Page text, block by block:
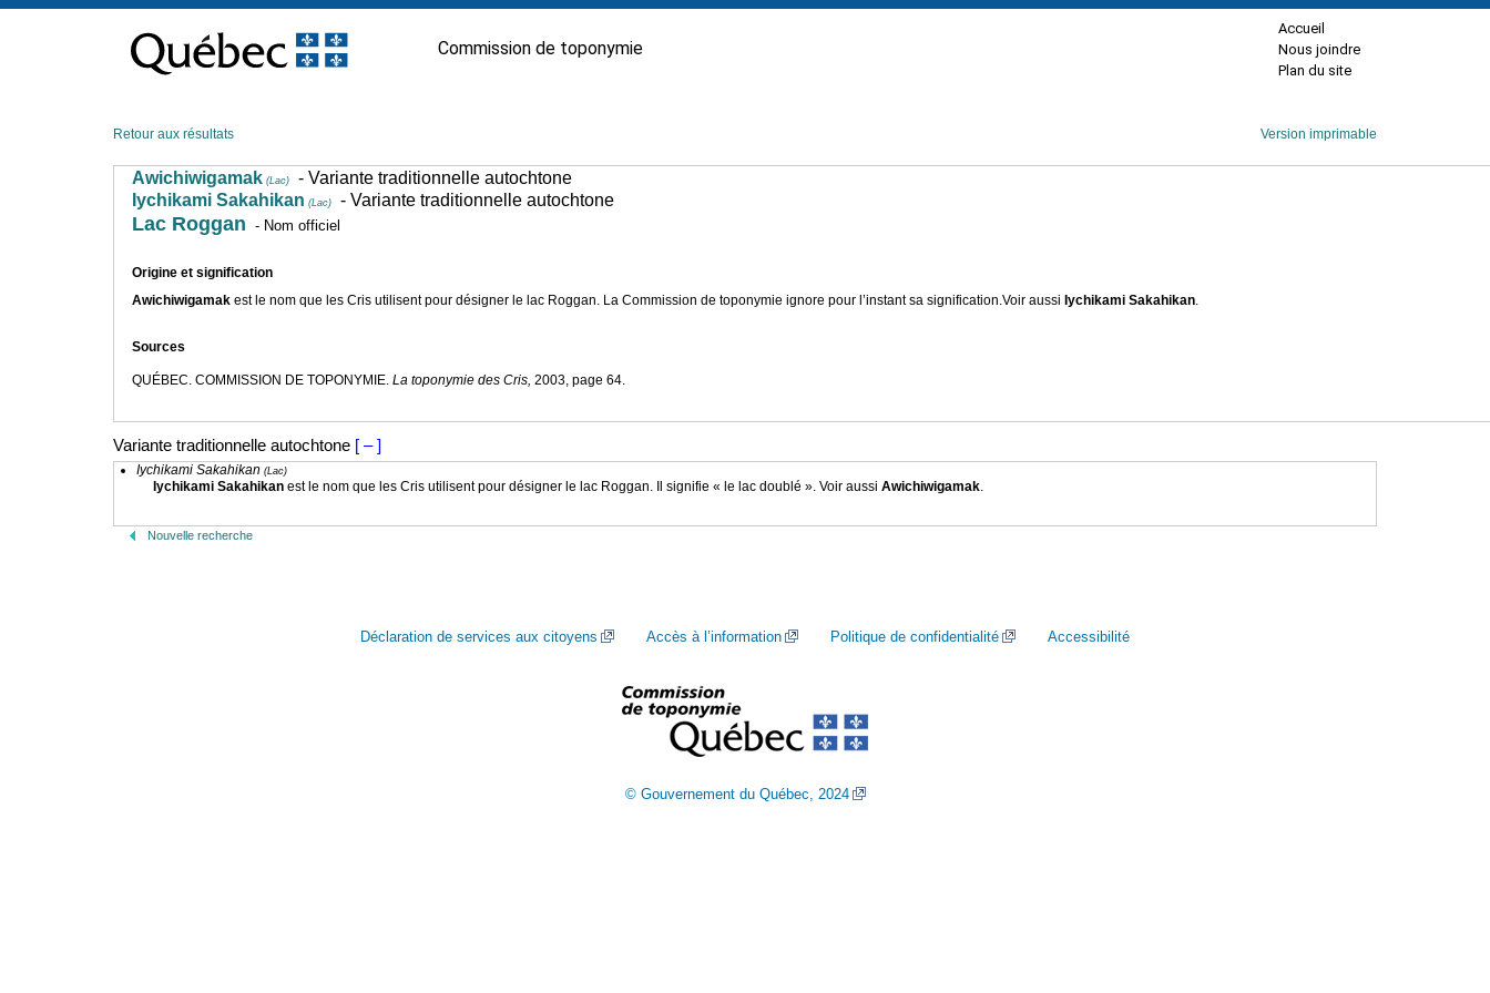
contenu
Commission de toponymie
Accueil
Nous joindre
Plan du site
Retour aux résultats Version imprimable
Awichiwigamak (Lac)
- Variante traditionnelle autochtone
Iychikami Sakahikan (Lac) - Variante traditionnelle autochtone
Lac Roggan - Nom officiel
Origine et signification
Awichiwigamak est le nom que les Cris utilisent pour désigner le lac Roggan. La Commission de toponymie ignore pour l’instant sa signification.Voir aussi Iychikami Sakahikan.
Sources
QUÉBEC. COMMISSION DE TOPONYMIE. La toponymie des Cris, 2003, page 64.
Variante traditionnelle autochtone [ – ]
Iychikami Sakahikan (Lac)
Iychikami Sakahikan est le nom que les Cris utilisent pour désigner le lac Roggan. Il signifie « le lac doublé ». Voir aussi Awichiwigamak.
Nouvelle recherche
Déclaration de services aux citoyens Accès à l’information Politique de confidentialité Accessibilité
© Gouvernement du Québec, 2024